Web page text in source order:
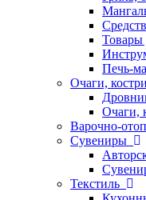
Товары
Печь-
Очаги,
Очаги,
Варочно-
Сувениры
Текстиль